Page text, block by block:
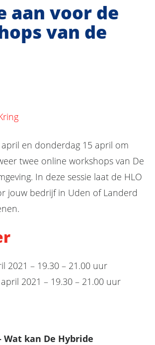
aan voor de
van de
en donderdag 15 april om
twee online workshops van De
In deze sessie laat de HLO
jouw bedrijf in Uden of Landerd
2021 – 19.30 – 21.00 uur
2021 – 19.30 – 21.00 uur
Wat kan De Hybride